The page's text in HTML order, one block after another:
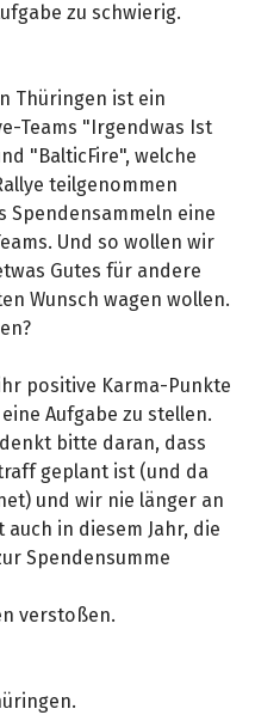
zu schwierig.
Thüringen ist ein
Teams "Irgendwas Ist
"BalticFire", welche
teilgenommen
Spendensammeln eine
Und so wollen wir
Gutes für andere
Wunsch wagen wollen.
positive Karma-Punkte
Aufgabe zu stellen.
bitte daran, dass
geplant ist (und da
und wir nie länger an
in diesem Jahr, die
Spendensumme
verstoßen.